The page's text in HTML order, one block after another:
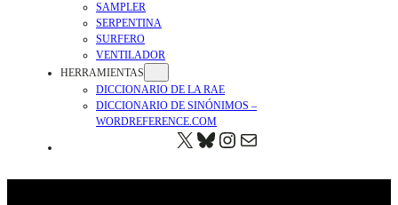
SAMPLER
SERPENTINA
SURFERO
VENTILADOR
HERRAMIENTAS
DICCIONARIO DE LA RAE
DICCIONARIO DE SINÓNIMOS –
WORDREFERENCE.COM
X BLUESKY
HTTPS://
CORREO ELECTRÓNICO